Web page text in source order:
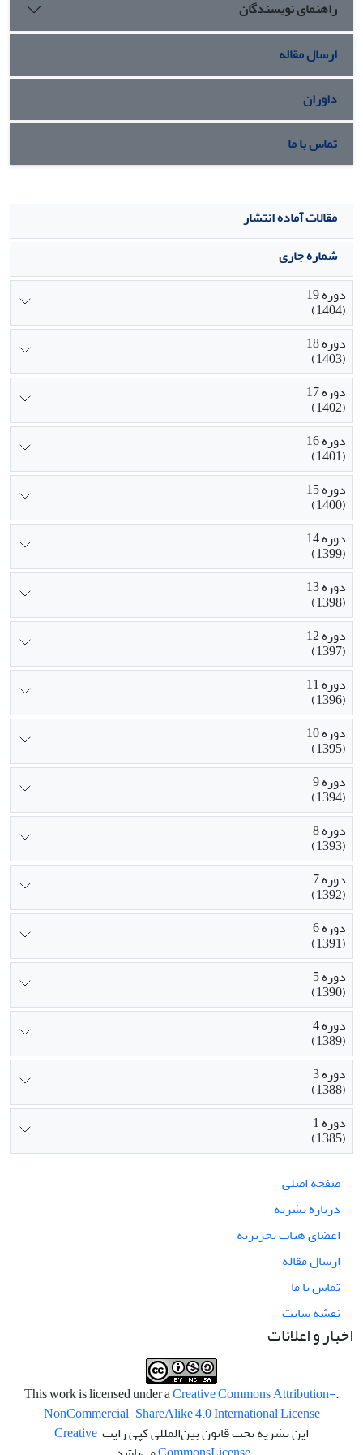
تحقیق حاضر از برازش بالای نظریة تحقیق با یافته های تجربی
مشاهدهشده حکایت دارد.
راهنمای نویسندگان
ارسال مقاله
داوران
تماس با ما
مقالات آماده انتشار
شماره جاری
دوره 19
(1404)
دوره 18
(1403)
دوره 17
(1402)
دوره 16
(1401)
دوره 15
(1400)
دوره 14
(1399)
دوره 13
(1398)
دوره 12
(1397)
دوره 11
(1396)
دوره 10
(1395)
دوره 9
(1394)
دوره 8
(1393)
دوره 7
(1392)
دوره 6
(1391)
دوره 5
(1390)
دوره 4
(1389)
دوره 3
(1388)
دوره 1
(1385)
صفحه اصلی
درباره نشریه
اعضای هیات تحریریه
ارسال مقاله
تماس با ما
نقشه سایت
اخبار و اعلانات
.This work is licensed under a
Creative Commons Attribution-
NonCommercial-ShareAlike 4.0 International License
این نشریه تحت قانون بین‌المللی کپی رایت Creative